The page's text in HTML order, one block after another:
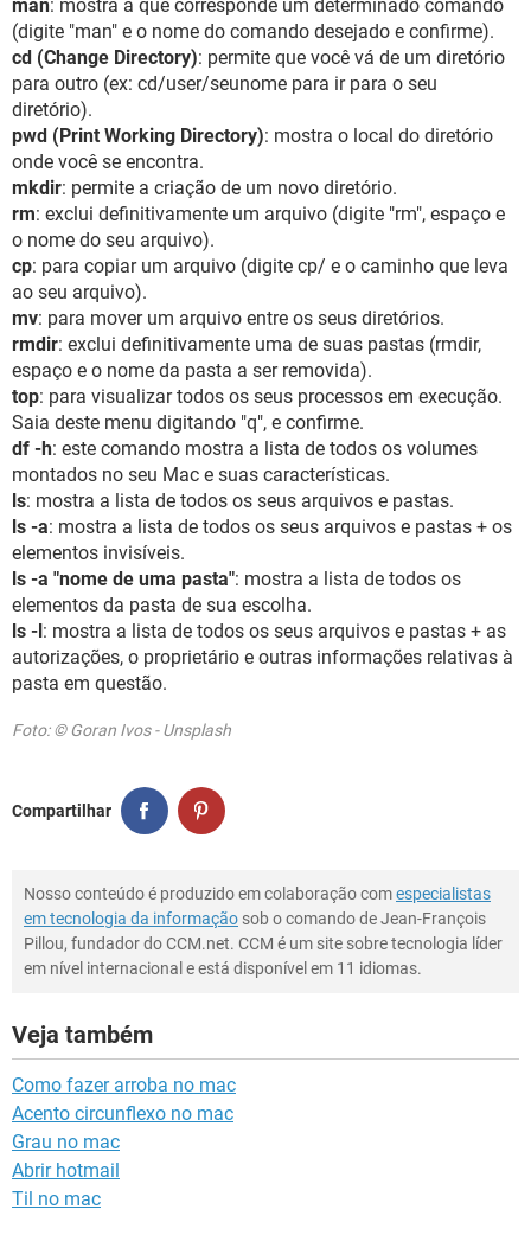
man: mostra a que corresponde um determinado comando
(digite "man" e o nome do comando desejado e confirme).
cd (Change Directory): permite que você vá de um diretório
para outro (ex: cd/user/seunome para ir para o seu
diretório).
pwd (Print Working Directory): mostra o local do diretório
onde você se encontra.
mkdir: permite a criação de um novo diretório.
rm: exclui definitivamente um arquivo (digite "rm", espaço e
o nome do seu arquivo).
cp: para copiar um arquivo (digite cp/ e o caminho que leva
ao seu arquivo).
mv: para mover um arquivo entre os seus diretórios.
rmdir: exclui definitivamente uma de suas pastas (rmdir,
espaço e o nome da pasta a ser removida).
top: para visualizar todos os seus processos em execução.
Saia deste menu digitando "q", e confirme.
df -h: este comando mostra a lista de todos os volumes
montados no seu Mac e suas características.
ls: mostra a lista de todos os seus arquivos e pastas.
ls -a: mostra a lista de todos os seus arquivos e pastas + os
elementos invisíveis.
ls -a "nome de uma pasta": mostra a lista de todos os
elementos da pasta de sua escolha.
ls -l: mostra a lista de todos os seus arquivos e pastas + as
autorizações, o proprietário e outras informações relativas à
pasta em questão.
Foto: © Goran Ivos - Unsplash
Compartilhar
Nosso conteúdo é produzido em colaboração comespecialistas
em tecnologia da informação sob o comando de Jean-François
Pillou, fundador do CCM.net. CCM é um site sobre tecnologia líder
em nível internacional e está disponível em 11 idiomas.
Veja também
Como fazer arroba no mac
Acento circunflexo no mac
Grau no mac
Abrir hotmail
Til no mac